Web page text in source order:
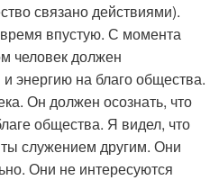
связано действиями).
впустую. С момента
человек должен
энергию на благо общества.
Он должен осознать, что
общества. Я видел, что
служением другим. Они
Они не интересуются